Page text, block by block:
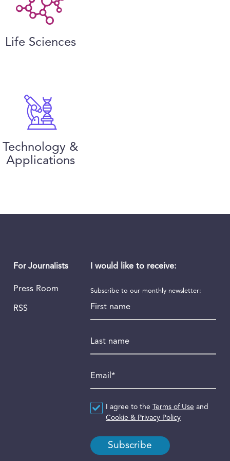
Life Sciences
Technology &
Applications
For Journalists
Press Room
RSS
I would like to receive:
Subscribe to our monthly newsletter:
Agreement*
I agree to the Terms of Use and
Cookie & Privacy Policy